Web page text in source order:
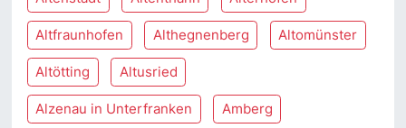
Altfraunhofen Althegnenberg Altomünster
Altötting Altusried
Alzenau in Unterfranken Amberg